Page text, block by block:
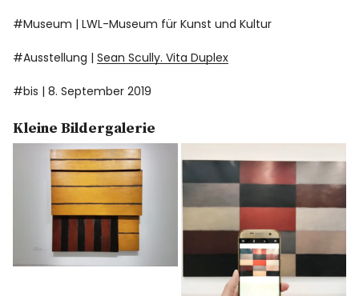
#Museum | LWL-Museum für Kunst und Kultur
#Ausstellung |Sean Scully. Vita Duplex
#bis | 8. September 2019
Kleine Bildergalerie